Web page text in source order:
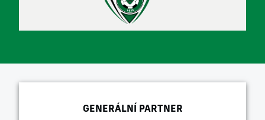
GENERÁLNÍ PARTNER